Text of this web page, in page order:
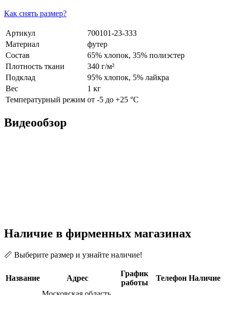
Как снять размер?
Артикул
700101-23-333
Материал
футер
Состав
65% хлопок, 35% полиэстер
Плотность ткани
340 г/м²
Подклад
95% хлопок, 5% лайкра
Вес
1 кг
Температурный режим от -5 до +25 °С
Видеообзор
Наличие в фирменных магазинах
📏 Выберите размер и узнайте наличие!
Название Адрес
График
работы
Телефон Наличие
Московская область,